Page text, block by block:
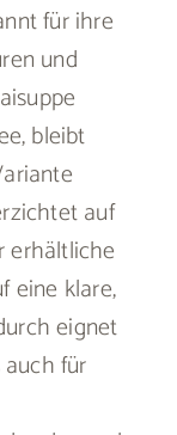
für ihre
und
bleibt
auf
erhältliche
eine klare,
eignet
für